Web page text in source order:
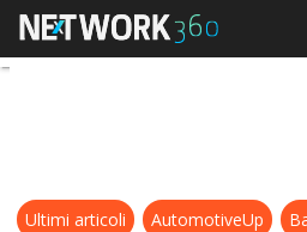
Mixed
Ultimi articoli AutomotiveUp